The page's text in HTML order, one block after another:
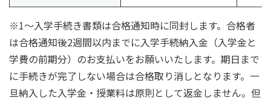
※1〜入学手続き書類は合格通知時に同封します。合格者
は合格通知後2週間以内までに入学手続納入金（入学金と
学費の前期分）のお支払いをお願いいたします。期日まで
に手続きが完了しない場合は合格取り消しとなります。一
旦納入した入学金・授業料は原則として返金しません。但